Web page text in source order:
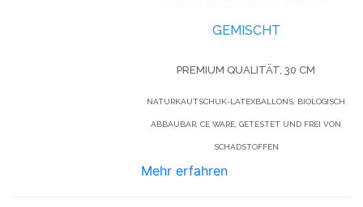
GEMISCHT
PREMIUM QUALITÄT, 30 CM
NATURKAUTSCHUK-LATEXBALLONS, BIOLOGISCH
ABBAUBAR, CE WARE, GETESTET UND FREI VON
SCHADSTOFFEN
Mehr erfahren